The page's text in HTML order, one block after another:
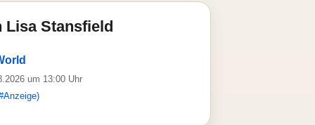
Lisa Stansfield
um 13:00 Uhr